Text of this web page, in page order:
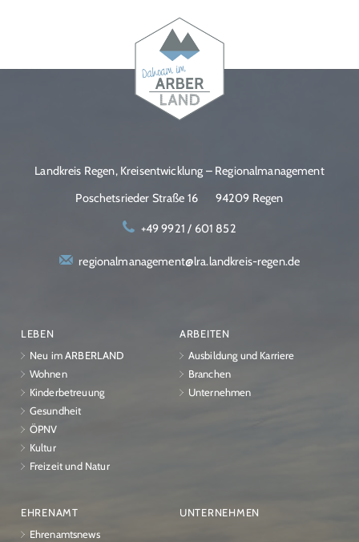
Landkreis Regen, Kreisentwicklung – Regionalmanagement
Poschetsrieder Straße 16
94209 Regen
+49 9921 / 601 852
regionalmanagement@lra.landkreis-regen.de
LEBEN
Neu im ARBERLAND
Wohnen
Kinderbetreuung
Gesundheit
ÖPNV
Kultur
Freizeit und Natur
ARBEITEN
Ausbildung und Karriere
Branchen
Unternehmen
EHRENAMT
Ehrenamtsnews
UNTERNEHMEN